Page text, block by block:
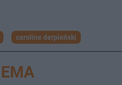
caroline derpieński